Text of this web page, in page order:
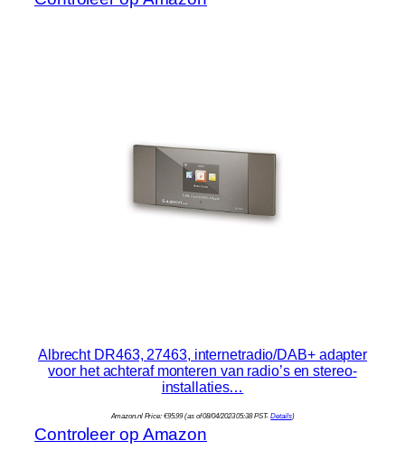
Albrecht DR463, 27463, internetradio/DAB+ adapter
voor het achteraf monteren van radio’s en stereo-
installaties…
Amazon.nl Price: €95.99(as of 08/04/2023 05:38 PST-Details)
Controleer op Amazon